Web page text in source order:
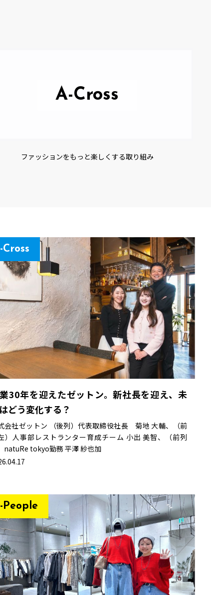
A-Cross
ファッションをもっと楽しくする取り組み
30年を迎えたゼットン。新社長を迎え、未
どう変化する？
Cross
会社ゼットン （後列）代表取締役社長 菊地 大輔、（前
）人事部レストランター育成チーム 小出 美智、（前列
natuRe tokyo勤務 平澤 紗也加
People